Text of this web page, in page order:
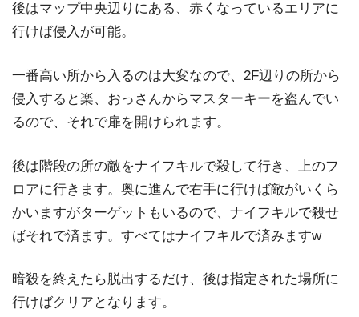
後はマップ中央辺りにある、赤くなっているエリアに
行けば侵入が可能。
一番高い所から入るのは大変なので、2F辺りの所から
侵入すると楽、おっさんからマスターキーを盗んでい
るので、それで扉を開けられます。
後は階段の所の敵をナイフキルで殺して行き、上のフ
ロアに行きます。奥に進んで右手に行けば敵がいくら
かいますがターゲットもいるので、ナイフキルで殺せ
ばそれで済ます。すべてはナイフキルで済みますw
暗殺を終えたら脱出するだけ、後は指定された場所に
行けばクリアとなります。